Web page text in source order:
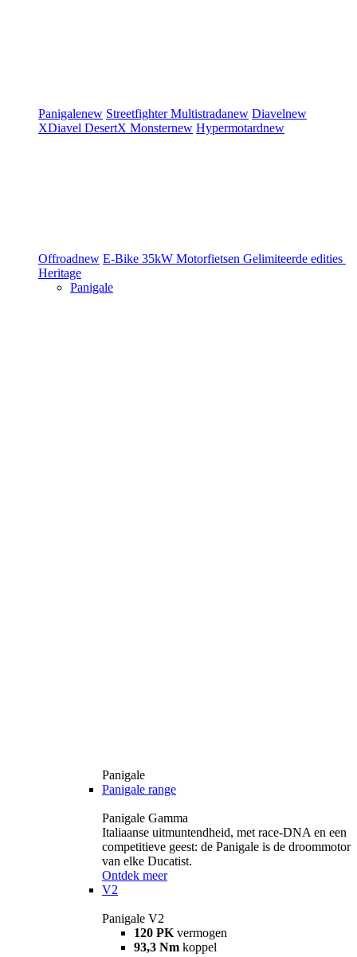
Panigalenew StreetfighterMultistradanew Diavelnew
XDiavel DesertX Monsternew Hypermotardnew
Offroadnew E-Bike 35kW Motorfietsen Gelimiteerde edities
Heritage
Panigale
Panigale
Panigale range
Panigale Gamma
Italiaanse uitmuntendheid, met race-DNA en een
competitieve geest: de Panigale is de droommotor
van elke Ducatist.
Ontdek meer
V2
Panigale V2
120 PK vermogen
93,3 Nm koppel